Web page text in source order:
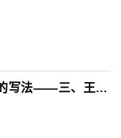
楷书基本部件的写法——三、王、..